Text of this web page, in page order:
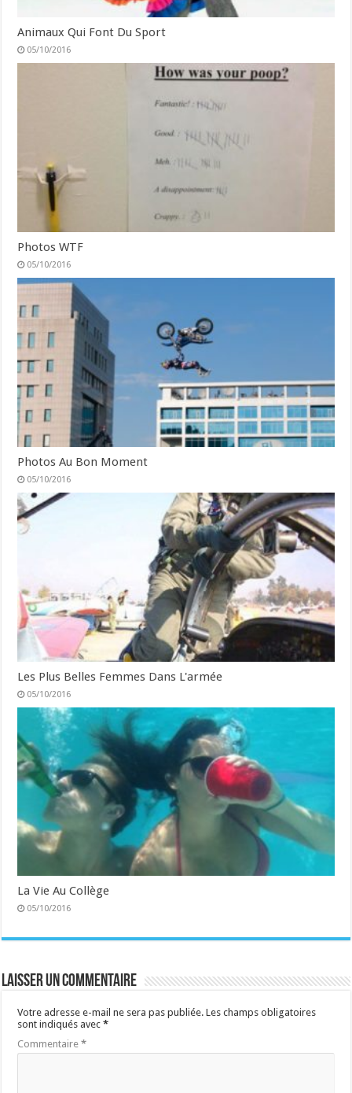
Animaux Qui Font Du Sport
05/10/2016
Photos WTF
05/10/2016
Photos Au Bon Moment
05/10/2016
Les Plus Belles Femmes Dans L'armée
05/10/2016
La Vie Au Collège
05/10/2016
Laisser un commentaire
Votre adresse e-mail ne sera pas publiée. Les champs obligatoires
sont indiqués avec*
Commentaire*